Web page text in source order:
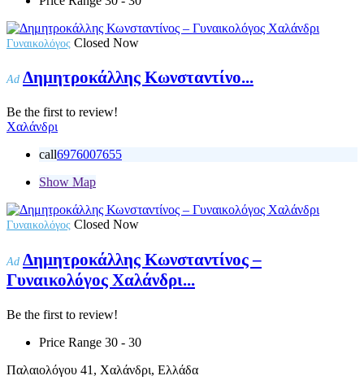
Γυναικολόγος Closed Now
Ad Δημητροκάλλης Κωνσταντίνο...
Be the first to review!
Χαλάνδρι
call6976007655
Show Map
Γυναικολόγος Closed Now
Ad Δημητροκάλλης Κωνσταντίνος –
Γυναικολόγος Χαλάνδρι...
Be the first to review!
Price Range 30 - 30
Παλαιολόγου 41, Χαλάνδρι, Ελλάδα